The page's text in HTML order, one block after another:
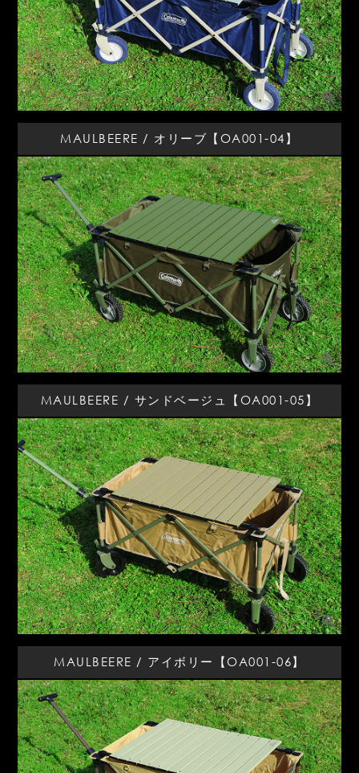
MAULBEERE / オリーブ【OA001-04】
MAULBEERE / サンドベージュ【OA001-05】
MAULBEERE / アイボリー【OA001-06】